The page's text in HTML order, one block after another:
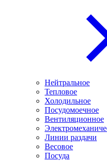
Нейтральное
Тепловое
Холодильное
Посудомоечное
Вентиляционное
Линии раздачи
Весовое
Посуда